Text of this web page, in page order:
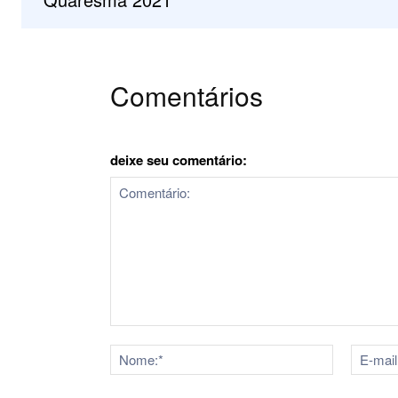
Comentários
deixe seu comentário:
Nome:*